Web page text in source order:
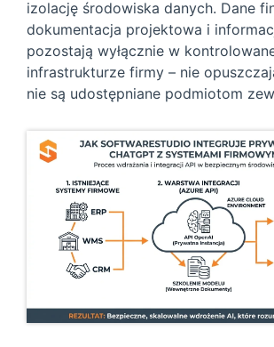
izolację środowiska danych. Dane
dokumentacja projektowa i
pozostają wyłącznie w
infrastrukturze firmy – nie
nie są udostępniane podmiotom